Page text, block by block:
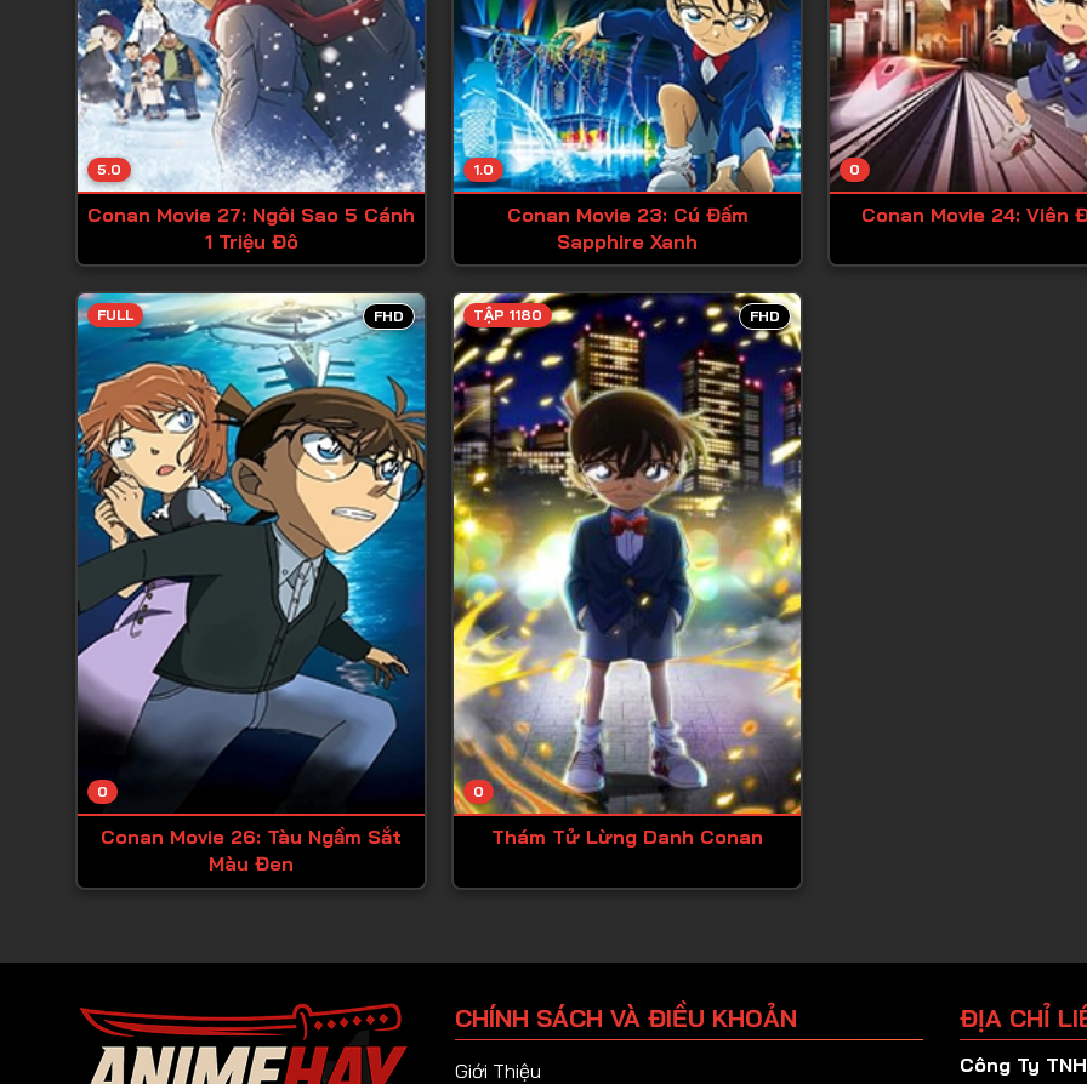
5.0
Conan Movie 27: Ngôi Sao 5 Cánh
1 Triệu Đô
1.0
Conan Movie 23: Cú Đấm
Sapphire Xanh
0
Conan Movie 24: Viên
FHD
0
FULL
Conan Movie 26: Tàu Ngầm Sắt
Màu Đen
FHD
0
TẬP 1180
Thám Tử Lừng Danh Conan
CHÍNH SÁCH VÀ ĐIỀU KHOẢN
Giới Thiệu
ĐỊA CHỈ
Công Ty